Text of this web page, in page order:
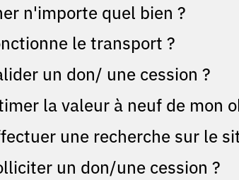
n'importe quel bien ?
le transport ?
un don/ une cession ?
la valeur à neuf de mon
une recherche sur le
un don/une cession ?